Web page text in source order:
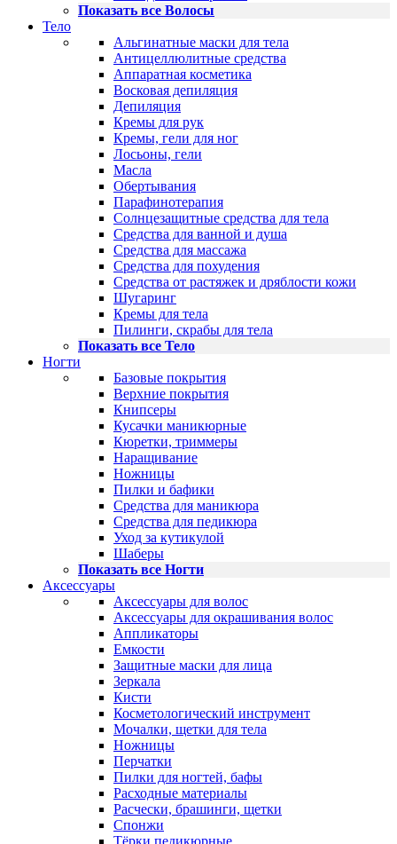
Показать все Волосы
Тело
Альгинатные маски для тела
Антицеллюлитные средства
Аппаратная косметика
Восковая депиляция
Депиляция
Кремы для рук
Кремы, гели для ног
Лосьоны, гели
Масла
Обертывания
Парафинотерапия
Солнцезащитные средства для тела
Средства для ванной и душа
Средства для массажа
Средства для похудения
Средства от растяжек и дряблости кожи
Шугаринг
Кремы для тела
Пилинги, скрабы для тела
Показать все Тело
Ногти
Базовые покрытия
Верхние покрытия
Книпсеры
Кусачки маникюрные
Кюретки, триммеры
Наращивание
Ножницы
Пилки и бафики
Средства для маникюра
Средства для педикюра
Уход за кутикулой
Шаберы
Показать все Ногти
Аксессуары
Аксессуары для волос
Аксессуары для окрашивания волос
Аппликаторы
Емкости
Защитные маски для лица
Зеркала
Кисти
Косметологический инструмент
Мочалки, щетки для тела
Ножницы
Перчатки
Пилки для ногтей, бафы
Расходные материалы
Расчески, брашинги, щетки
Спонжи